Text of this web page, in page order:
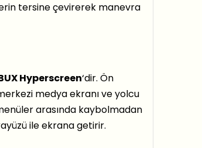
tersine çevirerek manevra
Hyperscreen‘dir. Ön
medya ekranı ve yolcu
arasında kaybolmadan
ile ekrana getirir.